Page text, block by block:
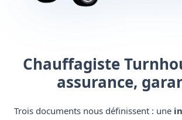
Chauffagiste
assurance,
Trois documents nous définissent : une